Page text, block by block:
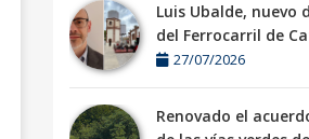
Luis Ubalde, nuevo
del Ferrocarril de
27/07/2026
Renovado el